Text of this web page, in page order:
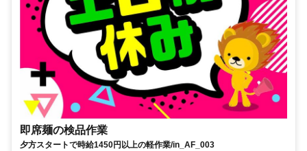
即席麺の検品作業
夕方スタートで時給1450円以上の軽作業/in_AF_003